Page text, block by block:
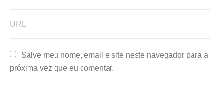
Salve meu nome, email e site neste navegador para a
próxima vez que eu comentar.